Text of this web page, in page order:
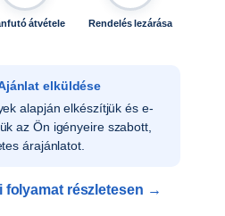
átvétele Rendelés lezárása
elküldése
alapján elkészítjük és e-
az Ön igényeire szabott,
árajánlatot.
folyamat részletesen →